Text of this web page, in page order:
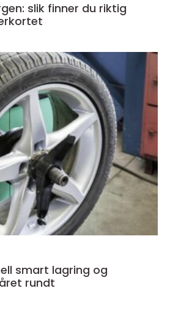
slik finner du riktig
og
rundt